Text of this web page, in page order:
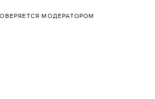
МОДЕРАТОРОМ